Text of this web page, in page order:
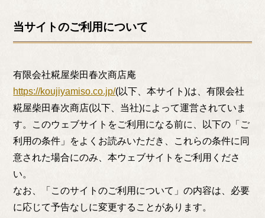
当サイトのご利用について
有限会社糀屋柴田春次商店庵
https://koujiyamiso.co.jp/(以下、本サイト)は、有限会社
糀屋柴田春次商店(以下、当社)によって運営されていま
す。このウェブサイトをご利用になる前に、以下の「ご
利用の条件」をよくお読みいただき、これらの条件に同
意された場合にのみ、本ウェブサイトをご利用くださ
い。
なお、「このサイトのご利用について」の内容は、必要
に応じて予告なしに変更することがあります。